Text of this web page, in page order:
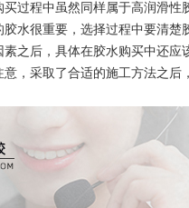
过程中虽然同样属于高润滑
水很重要，选择过程中要清楚
之后，具体在胶水购买中还
，采取了合适的施工方法之后